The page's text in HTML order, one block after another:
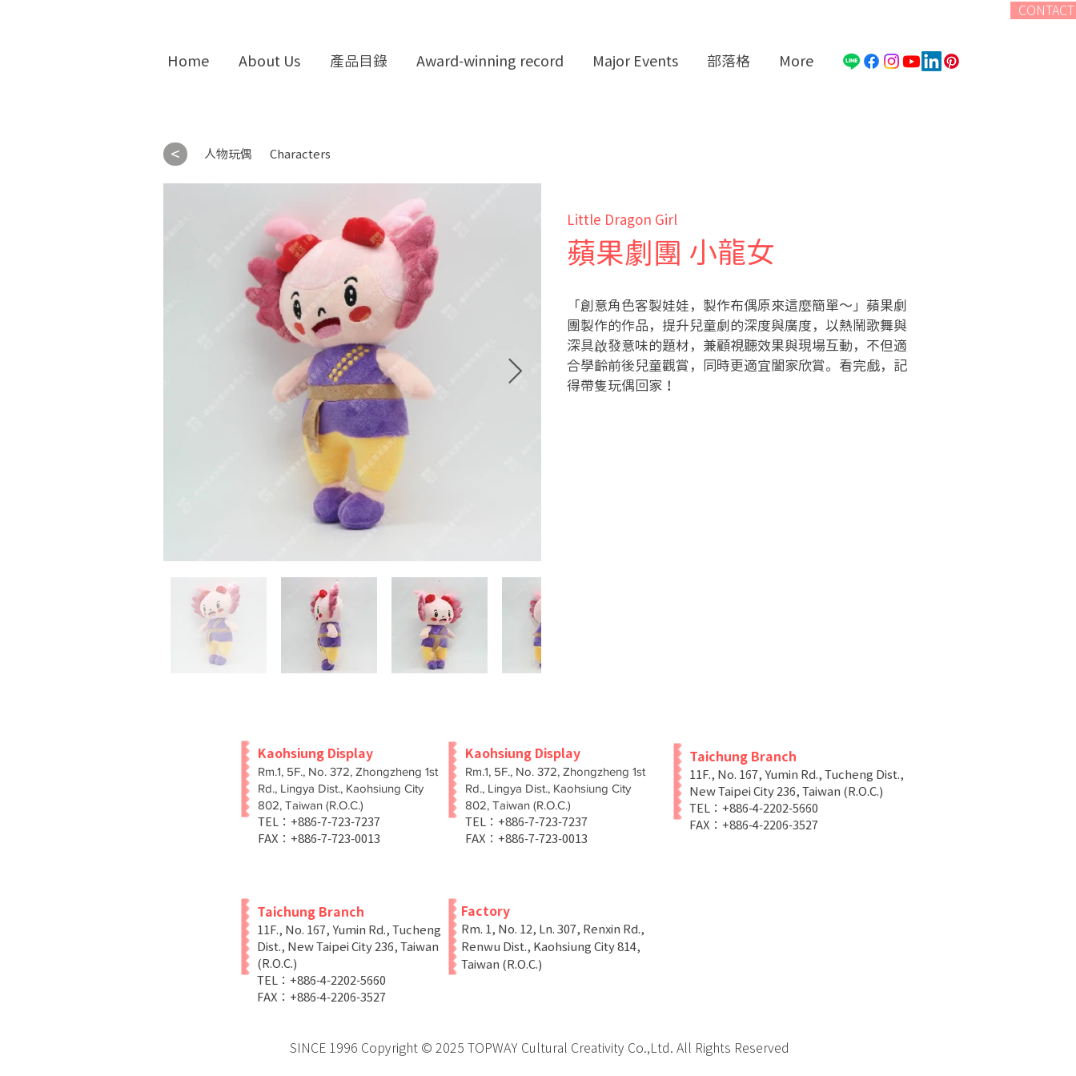
Home About Us 產品目錄 Award-winning record Major Events 部落格 More
< 人物玩偶 Characters
Little Dragon Girl
蘋果劇團 小龍女
「創意角色客製娃娃，製作布偶原來這麼簡單～」蘋果劇
團製作的作品，提升兒童劇的深度與廣度，以熱鬧歌舞與
深具啟發意味的題材，兼顧視聽效果與現場互動，不但適
合學齡前後兒童觀賞，同時更適宜闔家欣賞。看完戲，記
得帶隻玩偶回家！
Kaohsiung Display
Rm.1, 5F., No. 372, Zhongzheng 1st
Rd., Lingya Dist., Kaohsiung City
802, Taiwan (R.O.C.)
TEL：+886-7-723-7237
FAX：+886-7-723-0013
Kaohsiung Display
Rm.1, 5F., No. 372, Zhongzheng 1st
Rd., Lingya Dist., Kaohsiung City
802, Taiwan (R.O.C.)
TEL：+886-7-723-7237
FAX：+886-7-723-0013
Taichung Branch
11F., No. 167, Yumin Rd., Tucheng Dist.,
New Taipei City 236, Taiwan (R.O.C.)
TEL：+886-4-2202-5660
FAX：+886-4-2206-3527
Taichung Branch
11F., No. 167, Yumin Rd., Tucheng
Dist., New Taipei City 236, Taiwan
(R.O.C.)
TEL：+886-4-2202-5660
FAX：+886-4-2206-3527
Factory
Rm. 1, No. 12, Ln. 307, Renxin Rd.,
Renwu Dist., Kaohsiung City 814,
Taiwan (R.O.C.)
SINCE 1996 Copyright © 2025 TOPWAY Cultural Creativity Co.,Ltd. All Rights Reserved